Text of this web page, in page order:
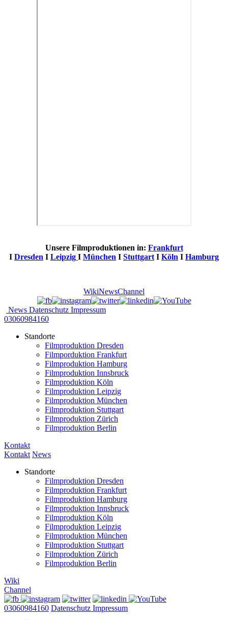
Unsere Filmproduktionen in: Frankfurt
I Dresden I Leipzig I München I Stuttgart I Köln I Hamburg
WikiNewsChannel
News Datenschutz Impressum
03060984160
Standorte
Filmproduktion Dresden
Filmporduktion Frankfurt
Filmproduktion Hamburg
Filmproduktion Innsbruck
Filmproduktion Köln
Filmproduktion Leipzig
Filmproduktion München
Filmproduktion Stuttgart
Filmproduktion Zürich
Filmproduktion Berlin
Kontakt
Kontakt News
Standorte
Filmproduktion Dresden
Filmproduktion Frankfurt
Filmproduktion Hamburg
Filmproduktion Innsbruck
Filmproduktion Köln
Filmproduktion Leipzig
Filmproduktion München
Filmproduktion Stuttgart
Filmproduktion Zürich
Filmproduktion Berlin
Wiki
Channel
03060984160 Datenschutz Impressum